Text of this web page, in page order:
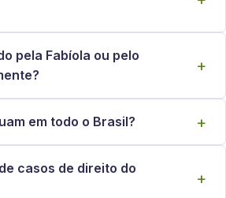
pela Fabíola ou pelo
em todo o Brasil?
casos de direito do